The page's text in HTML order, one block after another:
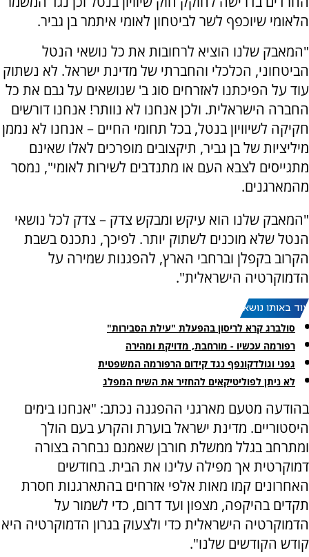
הלאומי שיוכפף לשר לביטחון לאומי איתמר בן גביר.
"המאבק שלנו הוציא לרחובות את כל נושאי הנטל
הביטחוני, הכלכלי והחברתי של מדינת ישראל. לא נשתוק
עוד על הפיכתנו לאזרחים סוג ב' שנושאים על גבם את כל
החברה הישראלית. ולכן אנחנו לא נוותר! אנחנו דורשים
חקיקה לשיוויון בנטל, בכל תחומי החיים – אנחנו לא נממן
מיליציות של בן גביר, תיקצובים מופרכים לאלו שאינם
מתגייסים לצבא העם או מתנדבים לשירות לאומי", נמסר
מהמארגנים.
"המאבק שלנו הוא עיקש ומבקש צדק – צדק לכל נושאי
הנטל שלא מוכנים לשתוק יותר. לפיכך, נתכנס בשבת
הקרוב בקפלן וברחבי הארץ, להפגנות שמירה על
הדמוקרטיה הישראלית".
עוד באותו נושא:
סולברג קרא לריסון בהפעלת "עילת הסבירות"
רפורמה עכשיו - מורחבת, מדויקת ומהירה
גפני וגולדקונפף נגד קידום הרפורמה המשפטית
לא ניתן לפוליטיקאים להחזיר את השיח המפלג
בהודעה מטעם מארגני ההפגנה נכתב: "אנחנו בימים
היסטוריים. מדינת ישראל בוערת והקרע בעם הולך
ומתרחב בגלל ממשלת חורבן שאמנם נבחרה בצורה
דמוקרטית אך מפילה עלינו את הבית. בחודשים
האחרונים קמו מאות אלפי אזרחים בהתארגנות חסרת
תקדים בהיקפה, מצפון ועד דרום, כדי לשמור על
הדמוקרטיה הישראלית כדי ולצעוק בגרון הדמוקרטיה היא
קודש הקודשים שלנו".